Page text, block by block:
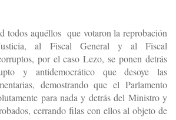
todos aquéllos que votaron la reprobación
al Fiscal General y al Fiscal
por el caso Lezo, se ponen detrás
y antidemocrático que desoye las
demostrando que el Parlamento
para nada y detrás del Ministro y
cerrando filas con ellos al objeto de